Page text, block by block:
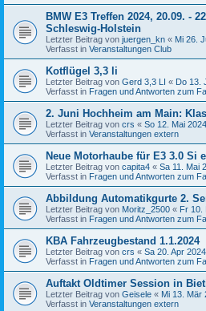
BMW E3 Treffen 2024, 20.09. -
Schleswig-Holstein
Letzter Beitrag von juergen_kn « Mi 26.
Verfasst in Veranstaltungen Club
Kotflügel 3,3 li
Letzter Beitrag von Gerd 3,3 LI « Do 13.
Verfasst in Fragen und Antworten zum
2. Juni Hochheim am Main:
Letzter Beitrag von crs « So 12. Mai
Verfasst in Veranstaltungen extern
Neue Motorhaube für E3 3.0 Si
Letzter Beitrag von capita4 « Sa 11. Mai
Verfasst in Fragen und Antworten zum
Abbildung Automatikgurte 2.
Letzter Beitrag von Moritz_2500 « Fr 10.
Verfasst in Fragen und Antworten zum
KBA Fahrzeugbestand 1.1.2024
Letzter Beitrag von crs « Sa 20. Apr
Verfasst in Fragen und Antworten zum
Auftakt Oldtimer Session in
Letzter Beitrag von Geisele « Mi 13. Mär
Verfasst in Veranstaltungen extern